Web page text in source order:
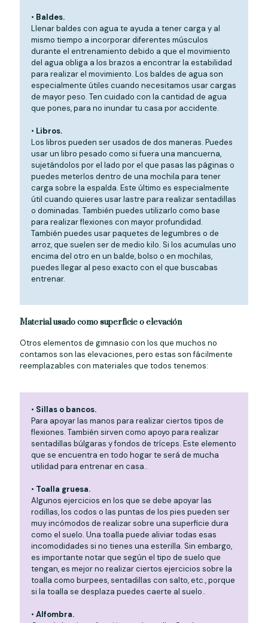
• Baldes.
Llenar baldes con agua te ayuda a tener carga y al
mismo tiempo a incorporar diferentes músculos
durante el entrenamiento debido a que el movimiento
del agua obliga a los brazos a encontrar la estabilidad
para realizar el movimiento. Los baldes de agua son
especialmente útiles cuando necesitamos usar cargas
de mayor peso. Ten cuidado con la cantidad de agua
que pones, para no inundar tu casa por accidente.
• Libros.
Los libros pueden ser usados de dos maneras. Puedes
usar un libro pesado como si fuera una mancuerna,
sujetándolos por el lado por el que pasas las páginas o
puedes meterlos dentro de una mochila para tener
carga sobre la espalda. Este último es especialmente
útil cuando quieres usar lastre para realizar sentadillas
o dominadas. También puedes utilizarlo como base
para realizar flexiones con mayor profundidad.
También puedes usar paquetes de legumbres o de
arroz, que suelen ser de medio kilo. Si los acumulas uno
encima del otro en un balde, bolso o en mochilas,
puedes llegar al peso exacto con el que buscabas
entrenar.
Material usado como superficie o elevación
Otros elementos de gimnasio con los que muchos no
contamos son las elevaciones, pero estas son fácilmente
reemplazables con materiales que todos tenemos:
• Sillas o bancos.
Para apoyar las manos para realizar ciertos tipos de
flexiones. También sirven como apoyo para realizar
sentadillas búlgaras y fondos de tríceps. Este elemento
que se encuentra en todo hogar te será de mucha
utilidad para entrenar en casa..
• Toalla gruesa.
Algunos ejercicios en los que se debe apoyar las
rodillas, los codos o las puntas de los pies pueden ser
muy incómodos de realizar sobre una superficie dura
como el suelo. Una toalla puede aliviar todas esas
incomodidades si no tienes una esterilla. Sin embargo,
es importante notar que según el tipo de suelo que
tengan, es mejor no realizar ciertos ejercicios sobre la
toalla como burpees, sentadillas con salto, etc., porque
si la toalla se desplaza puedes caerte al suelo..
•Alfombra.